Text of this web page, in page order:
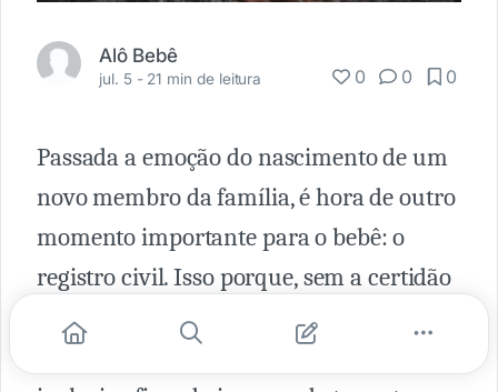
Alô Bebê
jul. 5 - 21 min de leitura 0 0 0
Passada a emoção do nascimento de um
novo membro da família, é hora de outro
momento importante para o bebê: o
registro civil. Isso porque, sem a certidão
de nascimento, obtida com o registro, a